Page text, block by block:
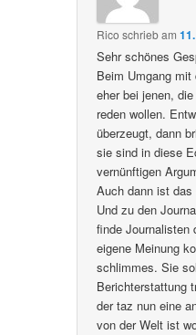
Rico schriebam
Sehr schönes
Beim Umgang mit
eher bei jenen,
reden wollen.
überzeugt, dann
sie sind in diese
vernünftigen
Auch dann ist
Und zu den
finde Journalisten
eigene Meinung
schlimmes. Sie
Berichterstattung
der taz nun eine
von der Welt ist